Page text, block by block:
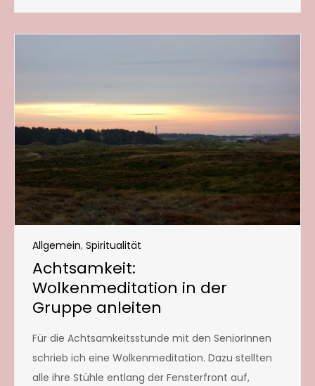
Allgemein, Spiritualität
Achtsamkeit:
Wolkenmeditation in der
Gruppe anleiten
Für die Achtsamkeitsstunde mit den SeniorInnen
schrieb ich eine Wolkenmeditation. Dazu stellten
alle ihre Stühle entlang der Fensterfront auf,